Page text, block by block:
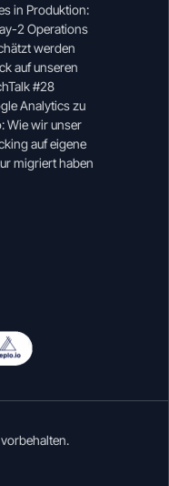
in Produktion:
2 Operations
werden
auf unseren
#28
Analytics zu
Wie wir unser
auf eigene
migriert haben